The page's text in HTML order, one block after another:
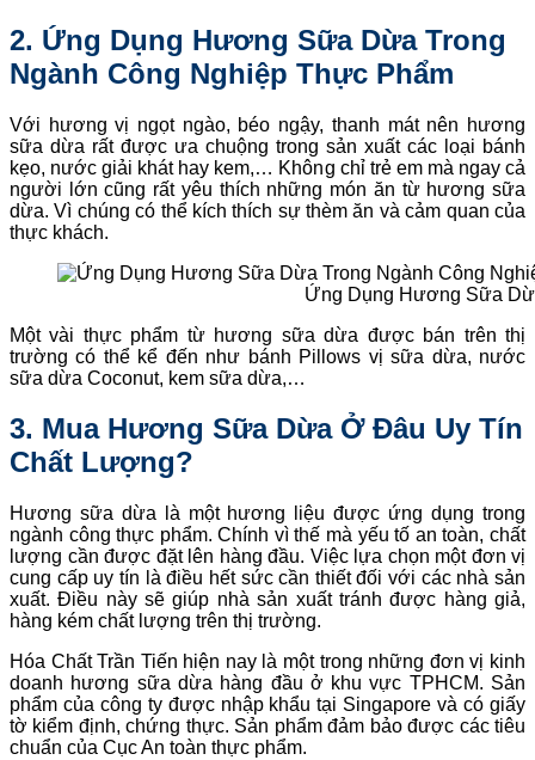
2. Ứng Dụng Hương Sữa Dừa Trong
Ngành Công Nghiệp Thực Phẩm
Với hương vị ngọt ngào, béo ngậy, thanh mát nên hương
sữa dừa rất được ưa chuộng trong sản xuất các loại bánh
kẹo, nước giải khát hay kem,… Không chỉ trẻ em mà ngay cả
người lớn cũng rất yêu thích những món ăn từ hương sữa
dừa. Vì chúng có thể kích thích sự thèm ăn và cảm quan của
thực khách.
Ứng Dụng Hương Sữa
Một vài thực phẩm từ hương sữa dừa được bán trên thị
trường có thể kể đến như bánh Pillows vị sữa dừa, nước
sữa dừa Coconut, kem sữa dừa,…
3. Mua Hương Sữa Dừa Ở Đâu Uy Tín
Chất Lượng?
Hương sữa dừa là một hương liệu được ứng dụng trong
ngành công thực phẩm. Chính vì thế mà yếu tố an toàn, chất
lượng cần được đặt lên hàng đầu. Việc lựa chọn một đơn vị
cung cấp uy tín là điều hết sức cần thiết đối với các nhà sản
xuất. Điều này sẽ giúp nhà sản xuất tránh được hàng giả,
hàng kém chất lượng trên thị trường.
Hóa Chất Trần Tiến hiện nay là một trong những đơn vị kinh
doanh hương sữa dừa hàng đầu ở khu vực TPHCM. Sản
phẩm của công ty được nhập khẩu tại Singapore và có giấy
tờ kiểm định, chứng thực. Sản phẩm đảm bảo được các tiêu
chuẩn của Cục An toàn thực phẩm.